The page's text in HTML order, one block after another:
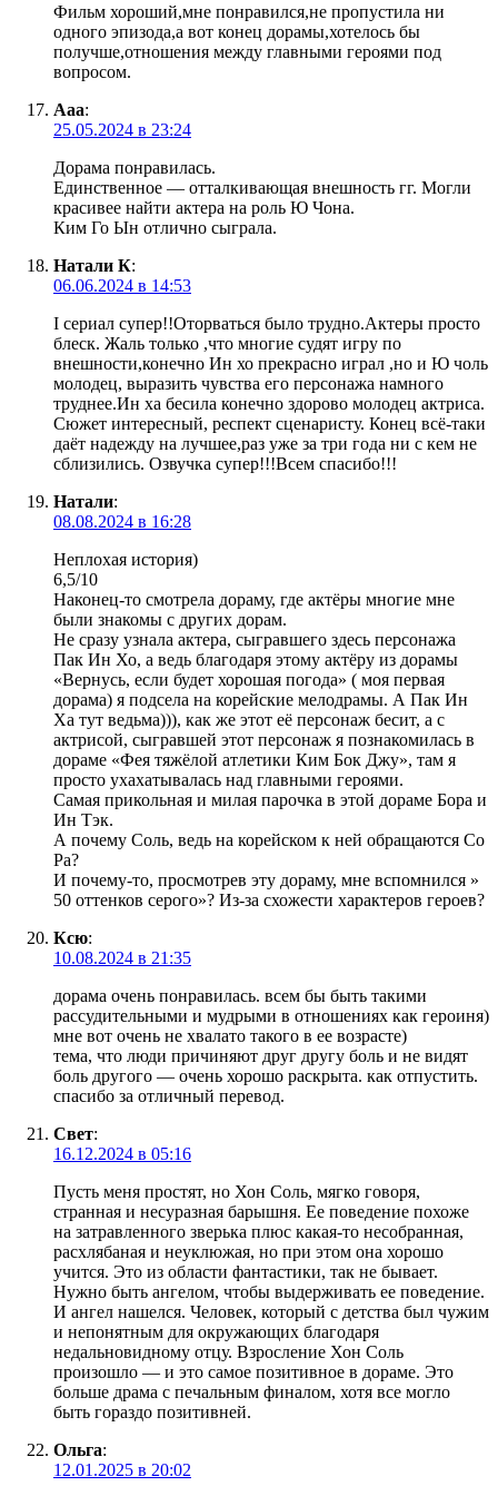
Фильм хороший,мне понравился,не пропустила ни
одного эпизода,а вот конец дорамы,хотелось бы
получше,отношения между главными героями под
вопросом.
Ааа:
25.05.2024 в 23:24
Дорама понравилась.
Единственное — отталкивающая внешность гг. Могли
красивее найти актера на роль Ю Чона.
Ким Го Ын отлично сыграла.
Натали К:
06.06.2024 в 14:53
І сериал супер!!Оторваться было трудно.Актеры просто
блеск. Жаль только ,что многие судят игру по
внешности,конечно Ин хо прекрасно играл ,но и Ю чоль
молодец, выразить чувства его персонажа намного
труднее.Ин ха бесила конечно здорово молодец актриса.
Сюжет интересный, респект сценаристу. Конец всё-таки
даёт надежду на лучшее,раз уже за три года ни с кем не
сблизились. Озвучка супер!!!Всем спасибо!!!
Натали:
08.08.2024 в 16:28
Неплохая история)
6,5/10
Наконец-то смотрела дораму, где актёры многие мне
были знакомы с других дорам.
Не сразу узнала актера, сыгравшего здесь персонажа
Пак Ин Хо, а ведь благодаря этому актёру из дорамы
«Вернусь, если будет хорошая погода» ( моя первая
дорама) я подсела на корейские мелодрамы. А Пак Ин
Ха тут ведьма))), как же этот её персонаж бесит, а с
актрисой, сыгравшей этот персонаж я познакомилась в
дораме «Фея тяжёлой атлетики Ким Бок Джу», там я
просто ухахатывалась над главными героями.
Самая прикольная и милая парочка в этой дораме Бора и
Ин Тэк.
А почему Соль, ведь на корейском к ней обращаются Со
Ра?
И почему-то, просмотрев эту дораму, мне вспомнился »
50 оттенков серого»? Из-за схожести характеров героев?
Ксю:
10.08.2024 в 21:35
дорама очень понравилась. всем бы быть такими
рассудительными и мудрыми в отношениях как героиня)
мне вот очень не хвалато такого в ее возрасте)
тема, что люди причиняют друг другу боль и не видят
боль другого — очень хорошо раскрыта. как отпустить.
спасибо за отличный перевод.
Свет:
16.12.2024 в 05:16
Пусть меня простят, но Хон Соль, мягко говоря,
странная и несуразная барышня. Ее поведение похоже
на затравленного зверька плюс какая-то несобранная,
расхлябаная и неуклюжая, но при этом она хорошо
учится. Это из области фантастики, так не бывает.
Нужно быть ангелом, чтобы выдерживать ее поведение.
И ангел нашелся. Человек, который с детства был чужим
и непонятным для окружающих благодаря
недальновидному отцу. Взросление Хон Соль
произошло — и это самое позитивное в дораме. Это
больше драма с печальным финалом, хотя все могло
быть гораздо позитивней.
Ольга:
12.01.2025 в 20:02